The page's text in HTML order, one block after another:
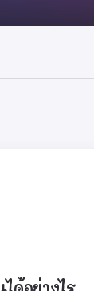
By ครู